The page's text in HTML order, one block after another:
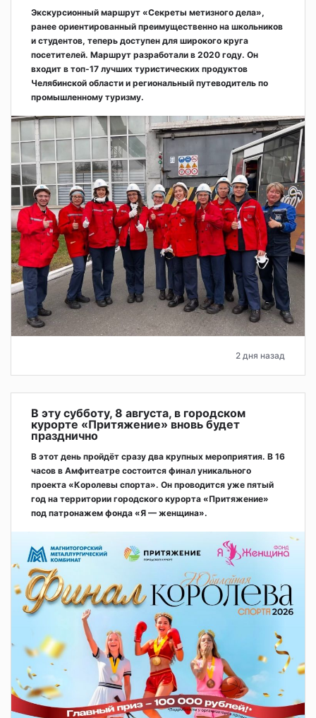
Экскурсионный маршрут «Секреты метизного дела»,
ранее ориентированный преимущественно на школьников
и студентов, теперь доступен для широкого круга
посетителей. Маршрут разработали в 2020 году. Он
входит в топ-17 лучших туристических продуктов
Челябинской области и региональный путеводитель по
промышленному туризму.
2 дня назад
В эту субботу, 8 августа, в городском
курорте «Притяжение» вновь будет
празднично
В этот день пройдёт сразу два крупных мероприятия. В 16
часов в Амфитеатре состоится финал уникального
проекта «Королевы спорта». Он проводится уже пятый
год на территории городского курорта «Притяжение»
под патронажем фонда «Я — женщина».